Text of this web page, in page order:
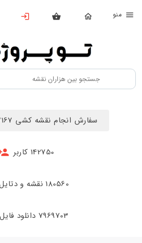
بستن
محصولات
تهیه
اشتراک
سفارش انجام نقشه کشی 09170547167
142750 کاربر
180560 نقشه و دتایل
7969703 دانلود فایل